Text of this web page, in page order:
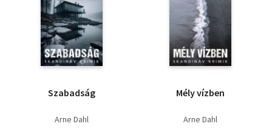
Szabadság
Arne Dahl
Mély vízben
Arne Dahl